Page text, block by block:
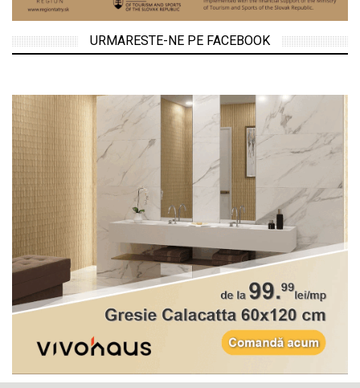
URMARESTE-NE PE FACEBOOK